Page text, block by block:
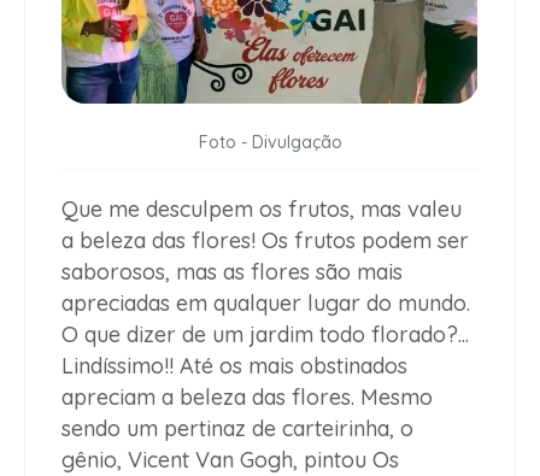
Foto - Divulgação
Que me desculpem os frutos, mas valeu
a beleza das flores! Os frutos podem ser
saborosos, mas as flores são mais
apreciadas em qualquer lugar do mundo.
O que dizer de um jardim todo florado?...
Lindíssimo!! Até os mais obstinados
apreciam a beleza das flores. Mesmo
sendo um pertinaz de carteirinha, o
gênio, Vicent Van Gogh, pintou Os